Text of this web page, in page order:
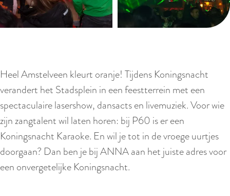
Heel Amstelveen kleurt oranje! Tijdens Koningsnacht
verandert het Stadsplein in een feestterrein met een
spectaculaire lasershow, dansacts en livemuziek. Voor wie
zijn zangtalent wil laten horen: bij P60 is er een
Koningsnacht Karaoke. En wil je tot in de vroege uurtjes
doorgaan? Dan ben je bij ANNA aan het juiste adres voor
een onvergetelijke Koningsnacht.